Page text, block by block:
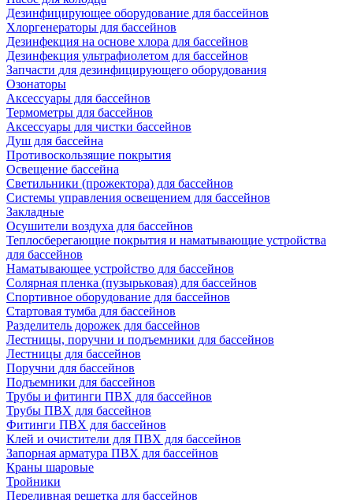
Дезинфицирующее оборудование для бассейнов
Хлоргенераторы для бассейнов
Дезинфекция на основе хлора для бассейнов
Дезинфекция ультрафиолетом для бассейнов
Запчасти для дезинфицирующего оборудования
Озонаторы
Аксессуары для бассейнов
Термометры для бассейнов
Аксессуары для чистки бассейнов
Душ для бассейна
Противоскользящие покрытия
Освещение бассейна
Светильники (прожектора) для бассейнов
Системы управления освещением для бассейнов
Закладные
Осушители воздуха для бассейнов
Теплосберегающие покрытия и наматывающие устройства
для бассейнов
Наматывающее устройство для бассейнов
Солярная пленка (пузырьковая) для бассейнов
Спортивное оборудование для бассейнов
Стартовая тумба для бассейнов
Разделитель дорожек для бассейнов
Лестницы, поручни и подъемники для бассейнов
Лестницы для бассейнов
Поручни для бассейнов
Подъемники для бассейнов
Трубы и фитинги ПВХ для бассейнов
Трубы ПВХ для бассейнов
Фитинги ПВХ для бассейнов
Клей и очистители для ПВХ для бассейнов
Запорная арматура ПВХ для бассейнов
Краны шаровые
Тройники
Переливная решетка для бассейнов